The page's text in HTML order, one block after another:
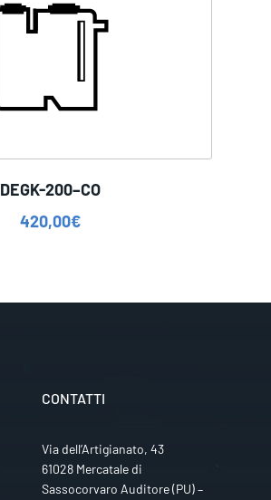
DEGK-200–CO
420,00€
CONTATTI
Via dell’Artigianato, 43
61028 Mercatale di
Sassocorvaro Auditore (PU) –